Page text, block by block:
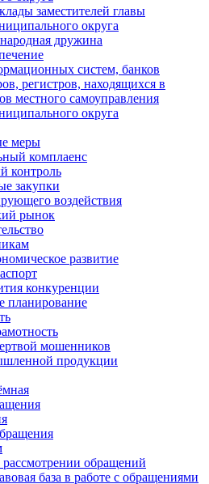
заместителей главы
округа
дружина
систем, банков
регистров, находящихся в
местного самоуправления
округа
меры
комплаенс
контроль
закупки
воздействия
рынок
развитие
конкуренции
планирование
мошенников
продукции
обращений
база в работе с обращениями